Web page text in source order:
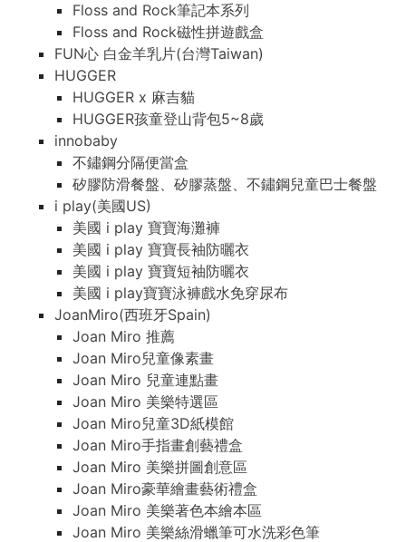
Floss and Rock筆記本系列
Floss and Rock磁性拼遊戲盒
FUN心 白金羊乳片(台灣Taiwan)
HUGGER
HUGGER x 麻吉貓
HUGGER孩童登山背包5~8歲
innobaby
不鏽鋼分隔便當盒
矽膠防滑餐盤、矽膠蒸盤、不鏽鋼兒童巴士餐盤
i play(美國US)
美國 i play 寶寶海灘褲
美國 i play 寶寶長袖防曬衣
美國 i play 寶寶短袖防曬衣
美國 i play寶寶泳褲戲水免穿尿布
JoanMiro(西班牙Spain)
Joan Miro 推薦
Joan Miro兒童像素畫
Joan Miro 兒童連點畫
Joan Miro 美樂特選區
Joan Miro兒童3D紙模館
Joan Miro手指畫創藝禮盒
Joan Miro 美樂拼圖創意區
Joan Miro豪華繪畫藝術禮盒
Joan Miro 美樂著色本繪本區
Joan Miro 美樂絲滑蠟筆可水洗彩色筆